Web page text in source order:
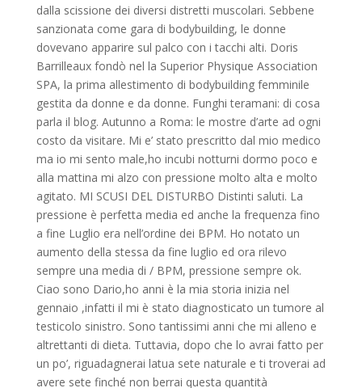
dalla scissione dei diversi distretti muscolari. Sebbene
sanzionata come gara di bodybuilding, le donne
dovevano apparire sul palco con i tacchi alti. Doris
Barrilleaux fondò nel la Superior Physique Association
SPA, la prima allestimento di bodybuilding femminile
gestita da donne e da donne. Funghi teramani: di cosa
parla il blog. Autunno a Roma: le mostre d’arte ad ogni
costo da visitare. Mi e’ stato prescritto dal mio medico
ma io mi sento male,ho incubi notturni dormo poco e
alla mattina mi alzo con pressione molto alta e molto
agitato. MI SCUSI DEL DISTURBO Distinti saluti. La
pressione è perfetta media ed anche la frequenza fino
a fine Luglio era nell’ordine dei BPM. Ho notato un
aumento della stessa da fine luglio ed ora rilevo
sempre una media di / BPM, pressione sempre ok.
Ciao sono Dario,ho anni è la mia storia inizia nel
gennaio ,infatti il mi è stato diagnosticato un tumore al
testicolo sinistro. Sono tantissimi anni che mi alleno e
altrettanti di dieta. Tuttavia, dopo che lo avrai fatto per
un po’, riguadagnerai latua sete naturale e ti troverai ad
avere sete finché non berrai questa quantità